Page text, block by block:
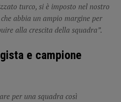
turco, si è imposto nel nostro
abbia un ampio margine per
alla crescita della squadra”.
e campione
per una squadra così